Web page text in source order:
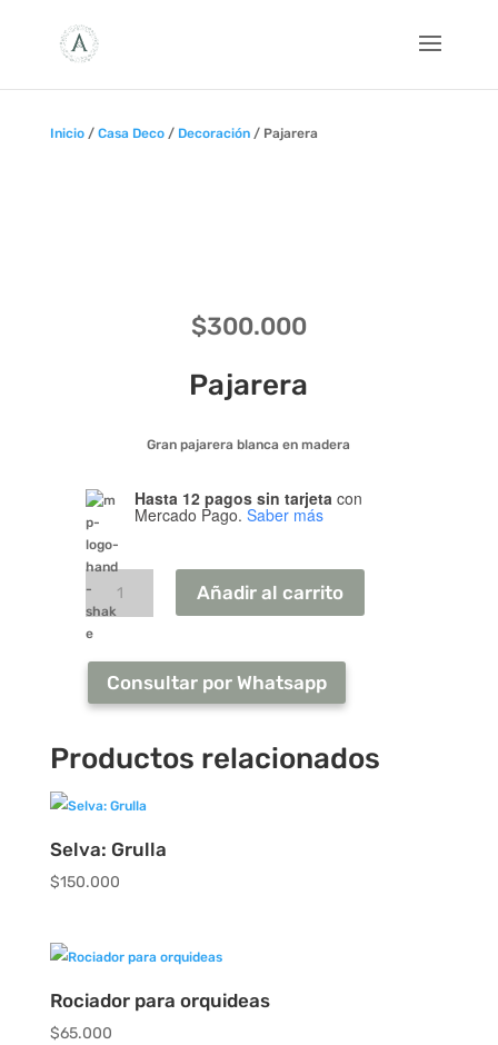
Inicio/ Casa Deco/ Decoración/ Pajarera
$300.000
Pajarera
Gran pajarera blanca en madera
Hasta 12 pagos sin tarjeta con
Mercado Pago. Saber más
Pajarera
cantidad
Añadir al carrito
Consultar por Whatsapp
Productos relacionados
Selva: Grulla
$150.000
Rociador para orquideas
$65.000